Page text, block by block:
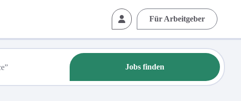
Für Arbeitgeber
Jobs finden